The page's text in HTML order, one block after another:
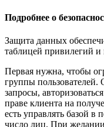
Подробнее о
Защита данных
таблицей привилегий и
Первая нужна, чтобы
группы
запросы,
праве клиента на
есть управлять базой
число лиц. При